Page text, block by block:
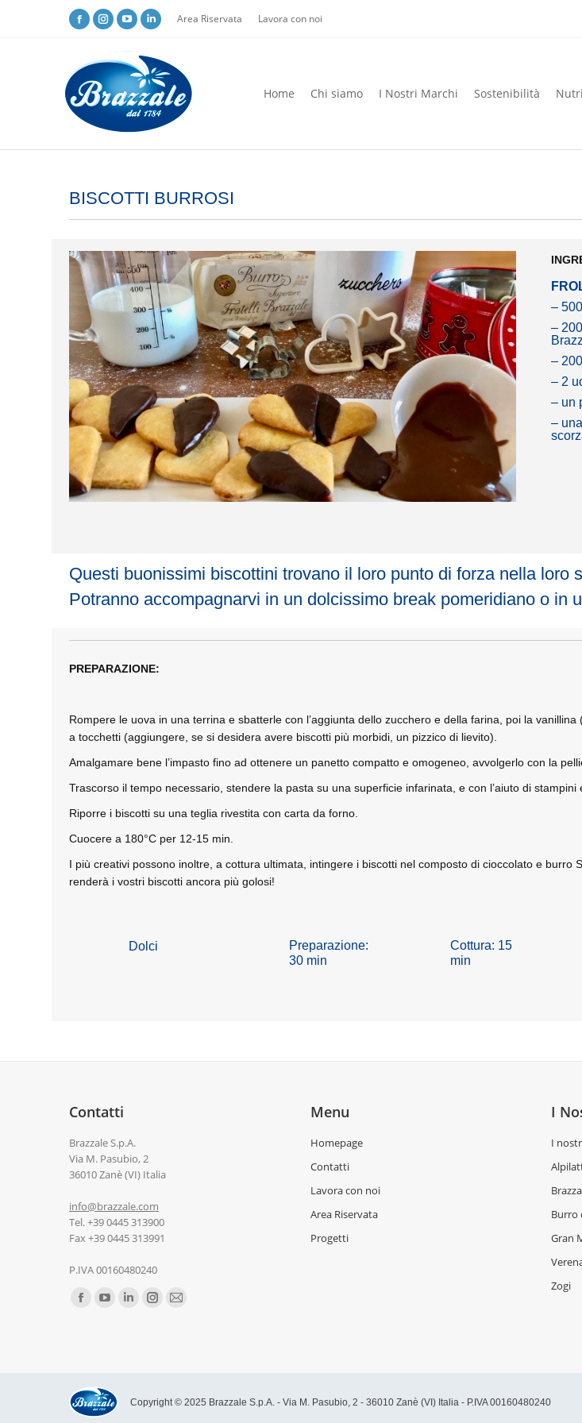
Area Riservata Lavora con noi
Home Chi siamo I Nostri Marchi Sostenibilità
BISCOTTI BURROSI
–
–
–
– 2
– un
–
Questi buonissimi biscottini trovano il loro punto di forza nella loro
Potranno accompagnarvi in un dolcissimo break pomeridiano o in
PREPARAZIONE:
Rompere le uova in una terrina e sbatterle con l’aggiunta dello zucchero e della farina, poi la
a tocchetti (aggiungere, se si desidera avere biscotti più morbidi, un pizzico di lievito).
Amalgamare bene l’impasto fino ad ottenere un panetto compatto e omogeneo, avvolgerlo con la
Trascorso il tempo necessario, stendere la pasta su una superficie infarinata, e con l’aiuto di
Riporre i biscotti su una teglia rivestita con carta da forno.
Cuocere a 180°C per 12-15 min.
I più creativi possono inoltre, a cottura ultimata, intingere i biscotti nel composto di cioccolato e
renderà i vostri biscotti ancora più golosi!
Dolci
Preparazione:
30 min
Cottura: 15
min
Contatti
Brazzale S.p.A.
Via M. Pasubio, 2
36010 Zanè (VI) Italia
info@brazzale.com
Tel. +39 0445 313900
Fax +39 0445 313991
P.IVA 00160480240
Ci puoi trovare su:
Menu
Homepage
Contatti
Lavora con noi
Area Riservata
Progetti
I
I
Burro
Gran
Zogi
Copyright © 2025 Brazzale S.p.A. - Via M. Pasubio, 2 - 36010 Zanè (VI) Italia - P.IVA 00160480240